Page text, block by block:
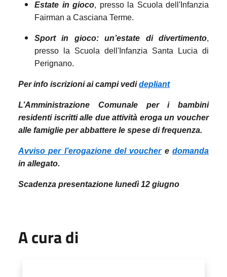
Estate in gioco, presso la Scuola dell'Infanzia
Fairman a Casciana Terme.
Sport in gioco: un’estate di divertimento,
presso la Scuola dell'Infanzia Santa Lucia di
Perignano.
Per info iscrizioni ai campi vedidepliant
L’Amministrazione Comunale per i bambini
residenti iscritti alle due attività eroga un voucher
alle famiglie per abbattere le spese di frequenza.
Avviso per l’erogazione del voucheredomanda
in allegato.
Scadenza presentazione lunedì 12 giugno
A cura di